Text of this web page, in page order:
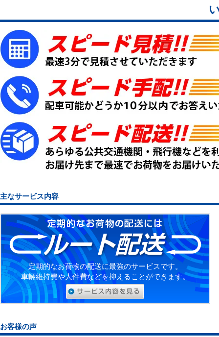
主なサービス内容
定期的なお荷物の配送に最強のサービスです。
車輛維持費や人件費などを抑えることができます。
お客様の声